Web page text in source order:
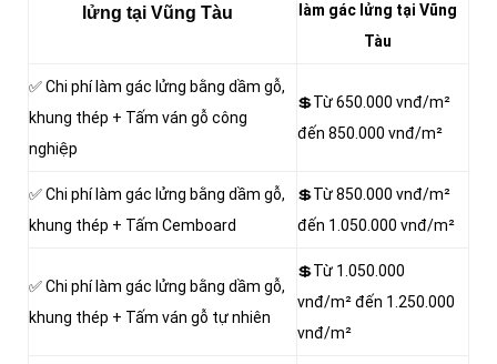
lửng tại Vũng Tàu
làm gác lửng tại Vũng
Tàu
✅ Chi phí làm gác lửng bằng dầm gỗ,
khung thép + Tấm ván gỗ công
nghiệp
💲Từ 650.000 vnđ/m²
đến 850.000 vnđ/m²
✅ Chi phí làm gác lửng bằng dầm gỗ,
khung thép + Tấm Cemboard
💲Từ 850.000 vnđ/m²
đến 1.050.000 vnđ/m²
✅ Chi phí làm gác lửng bằng dầm gỗ,
khung thép + Tấm ván gỗ tự nhiên
💲Từ 1.050.000
vnđ/m² đến 1.250.000
vnđ/m²